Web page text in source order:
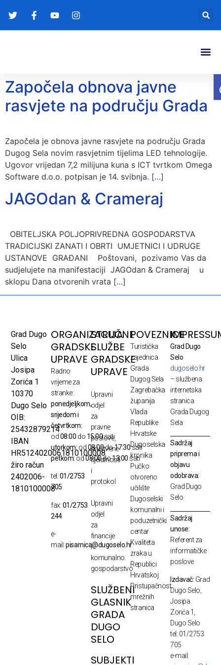
Započela obnova javne
rasvjete na području Grada
Započela je obnova javne rasvjete na području Grada
Dugog Sela novim rasvjetnim tijelima LED tehnologije.
Ugovor vrijedan 7,2 milijuna kuna s ICT tvrtkom Omega
Software d.o.o. potpisan je 14. svibnja. […]
JAGOdan & Crameraj
OBITELJSKA POLJOPRIVREDNA GOSPODARSTVA
TRADICIJSKI ZANATI I OBRTI UMJETNICI I UDRUGE
USTANOVE GRAĐANI Poštovani, pozivamo Vas da
sudjelujete na manifestaciji JAGOdan & Crameraj u
sklopu Dana otvorenih vrata […]
Grad Dugo
Selo
Ulica
Josipa
Zorića 1
10370
Dugo Selo
OIB:
25432879214
IBAN
HR5124020061810100008
žiro račun
2402006-
1810100008
ORGANIZACIJA
GRADSKE
UPRAVE
Radno
vrijeme za
stranke:
ponedjeljkom,
srijedom i
četvrtkom:
od08:00 do 15:00sati
utorkom: od08:00do17:30sati
petkom:od08:00do13:00 sati
tel:01/2753
705
fax:01/2753
244
e-
mail:pisarnica@dugoselo.hr
STRUČNE
SLUŽBE
GRADSKE
UPRAVE
Upravni
odjel
za
pravne
poslove,
društvene
djelatnosti
i
protokol
Upravni
odjel
za
financije
i
komunalno
gospodarstvo
SLUŽBENI
GLASNIK
GRADA
DUGO
SELO
SUBJEKTI
POVEZNICE
Turistička
zajednica
Grada
Dugog Sela
Zagrebačka
županija
Vlada
Republike
Hrvatske
Dugoselska
kronika
Pučko
otvoreno
učilište
Dugoselski
komunalni i
poduzetnički
centar
Kvaliteta
zraka u
Republici
Hrvatskoj
Pristupačnost
mrežnih
stranica
Grad Dugo
Selo
dugoselo.hr
– službena
internetska
stranica
Grada Dugog
Sela
Sadržaj
priprema i
objavu
odobrava:
Grad Dugo
Selo
Sadržaj
unose:
Referent za
informatičke
poslove
Izdavač: Grad
Dugo Selo,
Josipa
Zorića 1,
Dugo Selo
tel: 01/2753
705
e-mail: